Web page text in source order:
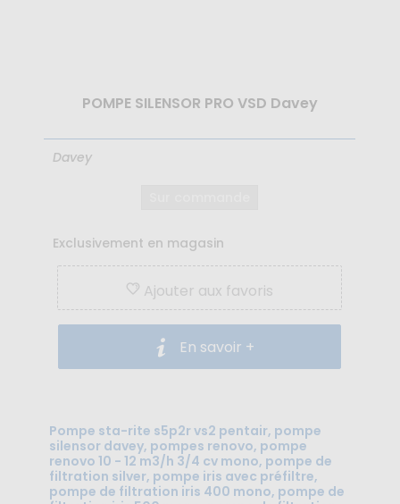
POMPE SILENSOR PRO VSD Davey
Davey
Exclusivement en magasin
Ajouter aux favoris
En savoir +
Pompe sta-rite s5p2r vs2 pentair, pompe
silensor davey, pompes renovo, pompe
renovo 10 - 12 m3/h 3/4 cv mono, pompe de
filtration silver, pompe iris avec préfiltre,
pompe de filtration iris 400 mono, pompe de